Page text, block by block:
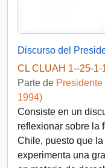
CL CLUAH 1--25-1-
Parte de
1994)
Consiste en un
reflexionar sobre la
Chile, puesto que
experimenta una